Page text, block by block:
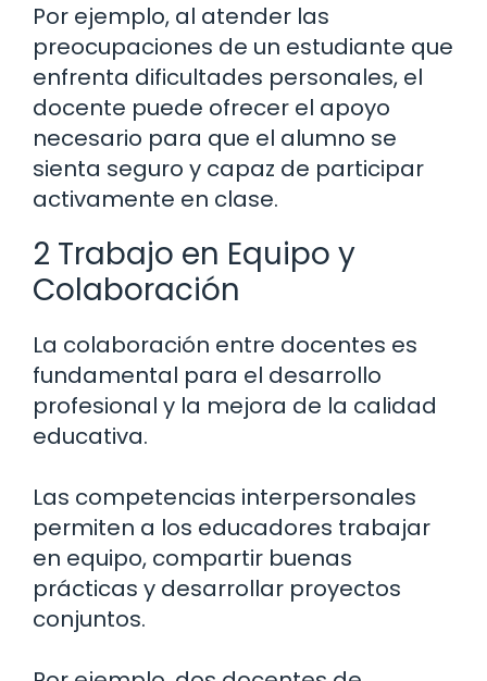
Por ejemplo, al atender las
preocupaciones de un estudiante que
enfrenta dificultades personales, el
docente puede ofrecer el apoyo
necesario para que el alumno se
sienta seguro y capaz de participar
activamente en clase.
2 Trabajo en Equipo y
Colaboración
La colaboración entre docentes es
fundamental para el desarrollo
profesional y la mejora de la calidad
educativa.
Las competencias interpersonales
permiten a los educadores trabajar
en equipo, compartir buenas
prácticas y desarrollar proyectos
conjuntos.